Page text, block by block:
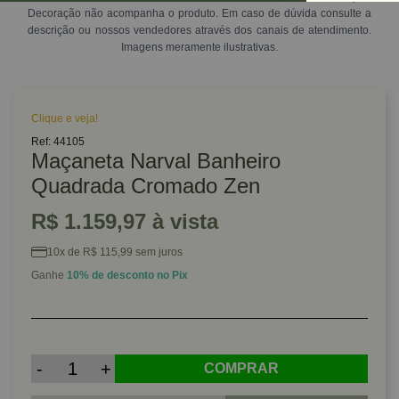
Decoração não acompanha o produto. Em caso de dúvida consulte a
descrição ou nossos vendedores através dos canais de atendimento.
Imagens meramente ilustrativas.
Clique e veja!
Ref: 44105
Maçaneta Narval Banheiro
Quadrada Cromado Zen
R$ 1.159,97 à vista
10x de R$ 115,99 sem juros
Ganhe 10% de desconto no Pix
- + COMPRAR